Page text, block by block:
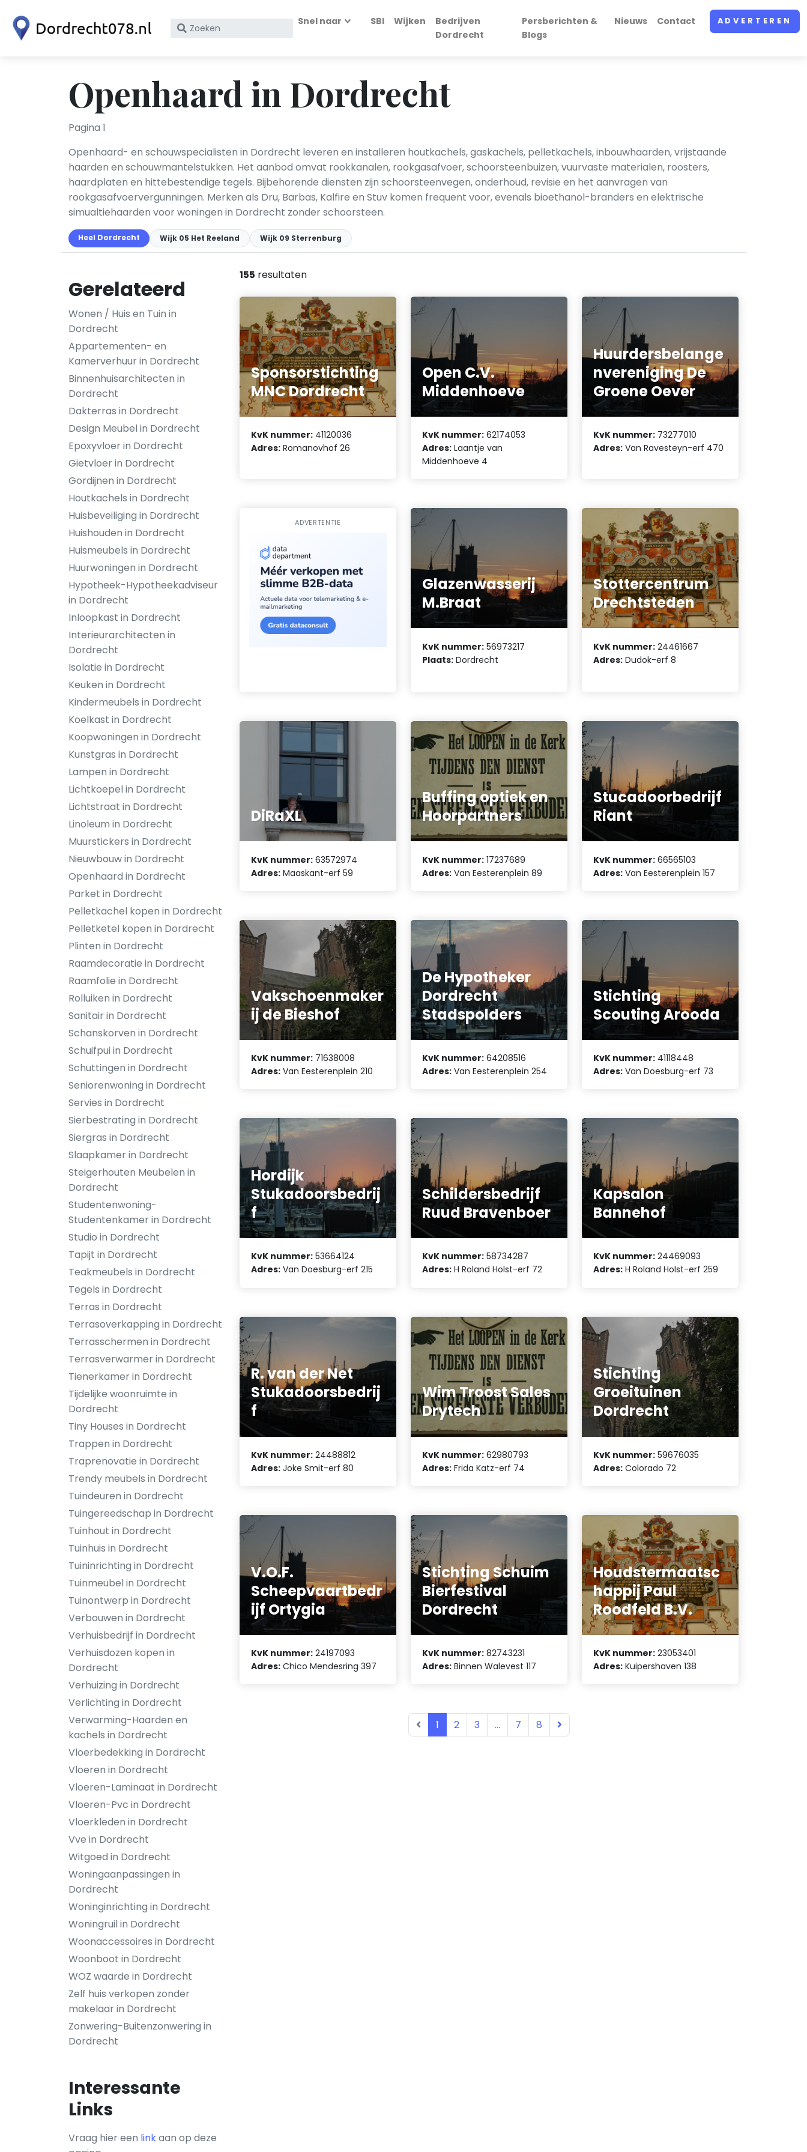
Zoek
KvK
nummer
Snel naar SBI Wijken
Bedrijven
Dordrecht
Persberichten &
Blogs
Nieuws Contact ADVERTEREN
Openhaard in Dordrecht
Pagina 1
Openhaard- en schouwspecialisten in Dordrecht leveren en installeren houtkachels, gaskachels, pelletkachels, inbouwhaarden, vrijstaande
haarden en schouwmantelstukken. Het aanbod omvat rookkanalen, rookgasafvoer, schoorsteenbuizen, vuurvaste materialen, roosters,
haardplaten en hittebestendige tegels. Bijbehorende diensten zijn schoorsteenvegen, onderhoud, revisie en het aanvragen van
rookgasafvoervergunningen. Merken als Dru, Barbas, Kalfire en Stuv komen frequent voor, evenals bioethanol-branders en elektrische
simualtiehaarden voor woningen in Dordrecht zonder schoorsteen.
Heel Dordrecht Wijk 05 Het Reeland Wijk 09 Sterrenburg
Gerelateerd
Wonen / Huis en Tuin in
Dordrecht
Appartementen- en
Kamerverhuur in Dordrecht
Binnenhuisarchitecten in
Dordrecht
Dakterras in Dordrecht
Design Meubel in Dordrecht
Epoxyvloer in Dordrecht
Gietvloer in Dordrecht
Gordijnen in Dordrecht
Houtkachels in Dordrecht
Huisbeveiliging in Dordrecht
Huishouden in Dordrecht
Huismeubels in Dordrecht
Huurwoningen in Dordrecht
Hypotheek-Hypotheekadviseur
in Dordrecht
Inloopkast in Dordrecht
Interieurarchitecten in
Dordrecht
Isolatie in Dordrecht
Keuken in Dordrecht
Kindermeubels in Dordrecht
Koelkast in Dordrecht
Koopwoningen in Dordrecht
Kunstgras in Dordrecht
Lampen in Dordrecht
Lichtkoepel in Dordrecht
Lichtstraat in Dordrecht
Linoleum in Dordrecht
Muurstickers in Dordrecht
Nieuwbouw in Dordrecht
Openhaard in Dordrecht
Parket in Dordrecht
Pelletkachel kopen in Dordrecht
Pelletketel kopen in Dordrecht
Plinten in Dordrecht
Raamdecoratie in Dordrecht
Raamfolie in Dordrecht
Rolluiken in Dordrecht
Sanitair in Dordrecht
Schanskorven in Dordrecht
Schuifpui in Dordrecht
Schuttingen in Dordrecht
Seniorenwoning in Dordrecht
Servies in Dordrecht
Sierbestrating in Dordrecht
Siergras in Dordrecht
Slaapkamer in Dordrecht
Steigerhouten Meubelen in
Dordrecht
Studentenwoning-
Studentenkamer in Dordrecht
Studio in Dordrecht
Tapijt in Dordrecht
Teakmeubels in Dordrecht
Tegels in Dordrecht
Terras in Dordrecht
Terrasoverkapping in Dordrecht
Terrasschermen in Dordrecht
Terrasverwarmer in Dordrecht
Tienerkamer in Dordrecht
Tijdelijke woonruimte in
Dordrecht
Tiny Houses in Dordrecht
Trappen in Dordrecht
Traprenovatie in Dordrecht
Trendy meubels in Dordrecht
Tuindeuren in Dordrecht
Tuingereedschap in Dordrecht
Tuinhout in Dordrecht
Tuinhuis in Dordrecht
Tuininrichting in Dordrecht
Tuinmeubel in Dordrecht
Tuinontwerp in Dordrecht
Verbouwen in Dordrecht
Verhuisbedrijf in Dordrecht
Verhuisdozen kopen in
Dordrecht
Verhuizing in Dordrecht
Verlichting in Dordrecht
Verwarming-Haarden en
kachels in Dordrecht
Vloerbedekking in Dordrecht
Vloeren in Dordrecht
Vloeren-Laminaat in Dordrecht
Vloeren-Pvc in Dordrecht
Vloerkleden in Dordrecht
Vve in Dordrecht
Witgoed in Dordrecht
Woningaanpassingen in
Dordrecht
Woninginrichting in Dordrecht
Woningruil in Dordrecht
Woonaccessoires in Dordrecht
Woonboot in Dordrecht
WOZ waarde in Dordrecht
Zelf huis verkopen zonder
makelaar in Dordrecht
Zonwering-Buitenzonwering in
Dordrecht
Interessante
Links
Vraag hier een linkaan op deze
155 resultaten
Sponsorstichting
MNC Dordrecht
KvK nummer: 41120036
Adres: Romanovhof 26
Open C.V.
Middenhoeve
KvK nummer: 62174053
Adres: Laantje van
Middenhoeve 4
Huurdersbelange
nvereniging De
Groene Oever
KvK nummer: 73277010
Adres: Van Ravesteyn-erf 470
ADVERTENTIE
Glazenwasserij
M.Braat
KvK nummer: 56973217
Plaats: Dordrecht
Stottercentrum
Drechtsteden
KvK nummer: 24461667
Adres: Dudok-erf 8
DiRaXL
KvK nummer: 63572974
Adres: Maaskant-erf 59
Buffing optiek en
Hoorpartners
KvK nummer: 17237689
Adres: Van Eesterenplein 89
Stucadoorbedrijf
Riant
KvK nummer: 66565103
Adres: Van Eesterenplein 157
Vakschoenmaker
ij de Bieshof
KvK nummer: 71638008
Adres: Van Eesterenplein 210
De Hypotheker
Dordrecht
Stadspolders
KvK nummer: 64208516
Adres: Van Eesterenplein 254
Stichting
Scouting Arooda
KvK nummer: 41118448
Adres: Van Doesburg-erf 73
Hordijk
Stukadoorsbedrij
f
KvK nummer: 53664124
Adres: Van Doesburg-erf 215
Schildersbedrijf
Ruud Bravenboer
KvK nummer: 58734287
Adres: H Roland Holst-erf 72
Kapsalon
Bannehof
KvK nummer: 24469093
Adres: H Roland Holst-erf 259
R. van der Net
Stukadoorsbedrij
f
KvK nummer: 24488812
Adres: Joke Smit-erf 80
Wim Troost Sales
Drytech
KvK nummer: 62980793
Adres: Frida Katz-erf 74
Stichting
Groeituinen
Dordrecht
KvK nummer: 59676035
Adres: Colorado 72
V.O.F.
Scheepvaartbedr
ijf Ortygia
KvK nummer: 24197093
Adres: Chico Mendesring 397
Stichting Schuim
Bierfestival
Dordrecht
KvK nummer: 82743231
Adres: Binnen Walevest 117
Houdstermaatsc
happij Paul
Roodfeld B.V.
KvK nummer: 23053401
Adres: Kuipershaven 138
1 2 3 ... 7 8